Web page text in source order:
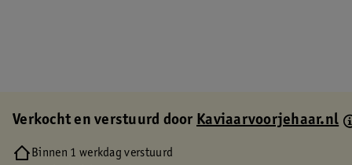
Verkocht en verstuurd doorKaviaarvoorjehaar.nl
Binnen 1 werkdag verstuurd